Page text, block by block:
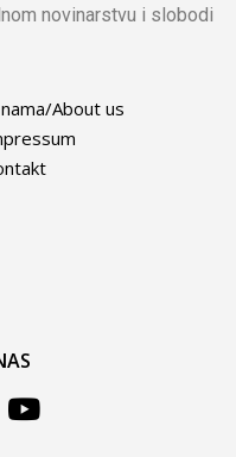
novinarstvu i slobodi
About us